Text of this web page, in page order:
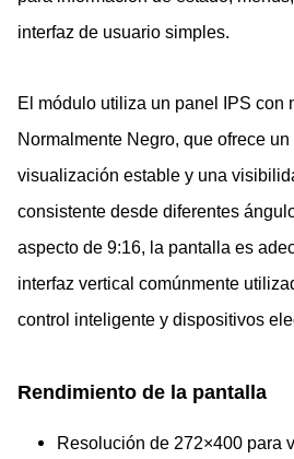
interfaz de usuario simples.
El módulo utiliza un panel IPS con
Normalmente Negro, que ofrece
visualización estable y una
consistente desde diferentes
aspecto de 9:16, la pantalla es
interfaz vertical comúnmente
control inteligente y dispositivos
Rendimiento de la pantalla
Resolución de 272×400 para